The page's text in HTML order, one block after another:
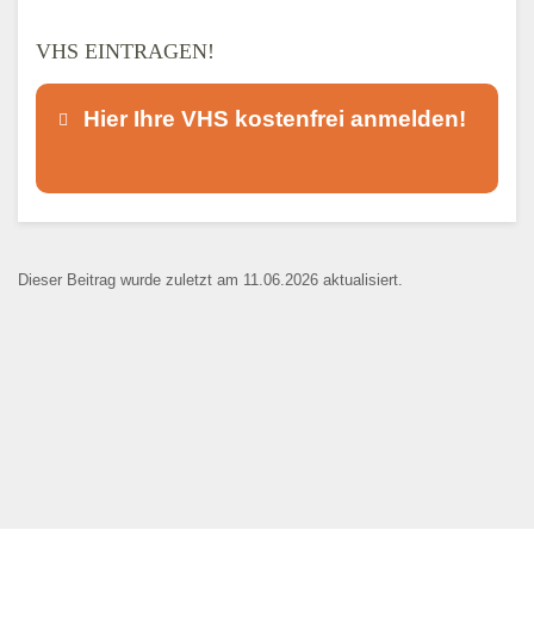
VHS EINTRAGEN!
Hier Ihre VHS kostenfrei anmelden!
Kontaktaufnahme und ist nicht
Dieser Beitrag wurde zuletzt am 11.06.2026 aktualisiert.